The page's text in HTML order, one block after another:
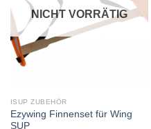
NICHT VORRÄTIG
ISUP ZUBEHÖR
Ezywing Finnenset für Wing
SUP